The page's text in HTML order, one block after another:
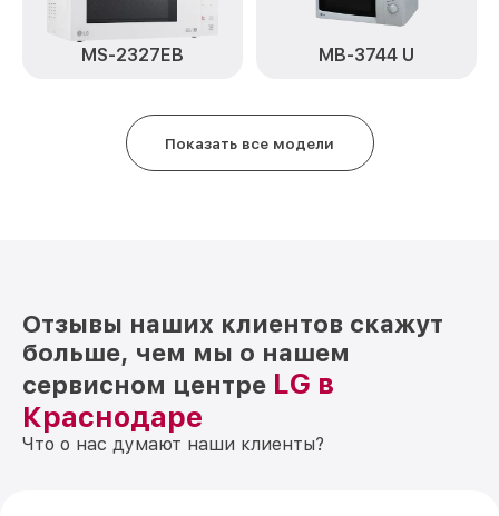
MS-2327EB MB-3744 U
Показать все модели
Отзывы наших клиентов скажут
больше, чем мы о нашем
сервисном центре LG в
Краснодаре
Что о нас думают наши клиенты?